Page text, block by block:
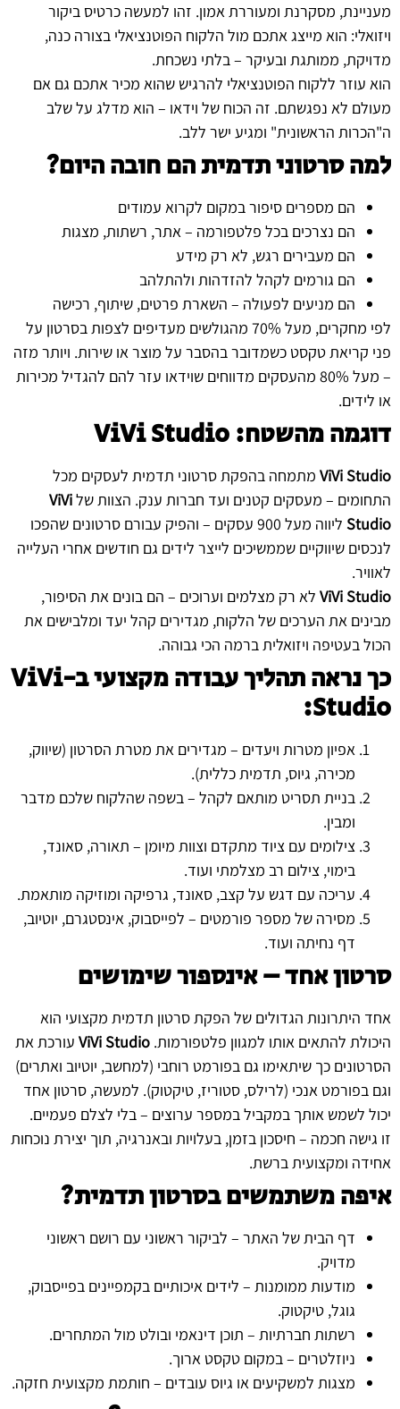
מעניינת, מסקרנת ומעוררת אמון. זהו למעשה כרטיס ביקור
ויזואלי: הוא מייצג אתכם מול הלקוח הפוטנציאלי בצורה כנה,
מדויקת, ממותגת ובעיקר – בלתי נשכחת.
הוא עוזר ללקוח הפוטנציאלי להרגיש שהוא מכיר אתכם גם אם
מעולם לא נפגשתם. זה הכוח של וידאו – הוא מדלג על שלב
ה"הכרות הראשונית" ומגיע ישר ללב.
למה סרטוני תדמית הם חובה היום?
הם מספרים סיפור במקום לקרוא עמודים
הם נצרכים בכל פלטפורמה – אתר, רשתות, מצגות
הם מעבירים רגש, לא רק מידע
הם גורמים לקהל להזדהות ולהתלהב
הם מניעים לפעולה – השארת פרטים, שיתוף, רכישה
לפי מחקרים, מעל 70% מהגולשים מעדיפים לצפות בסרטון על
פני קריאת טקסט כשמדובר בהסבר על מוצר או שירות. ויותר מזה
– מעל 80% מהעסקים מדווחים שוידאו עזר להם להגדיל מכירות
או לידים.
דוגמה מהשטח:ViVi Studio
ViVi Studio מתמחה בהפקת סרטוני תדמית לעסקים מכל
התחומים – מעסקים קטנים ועד חברות ענק. הצוות שלViVi
Studio
ליווה מעל 900 עסקים – והפיק עבורם סרטונים שהפכו
לנכסים שיווקיים שממשיכים לייצר לידים גם חודשים אחרי העלייה
לאוויר.
ViVi Studio לא רק מצלמים וערוכים – הם בונים את הסיפור,
מבינים את הערכים של הלקוח, מגדירים קהל יעד ומלבישים את
הכול בעטיפה ויזואלית ברמה הכי גבוהה.
כך נראה תהליך עבודה מקצועי ב-ViVi
Studio
:
אפיון מטרות ויעדים – מגדירים את מטרת הסרטון (שיווק,
מכירה, גיוס, תדמית כללית).
בניית תסריט מותאם לקהל – בשפה שהלקוח שלכם מדבר
ומבין.
צילומים עם ציוד מתקדם וצוות מיומן – תאורה, סאונד,
בימוי, צילום רב מצלמתי ועוד.
עריכה עם דגש על קצב, סאונד, גרפיקה ומוזיקה מותאמת.
מסירה של מספר פורמטים – לפייסבוק, אינסטגרם, יוטיוב,
דף נחיתה ועוד.
סרטון אחד – אינספור שימושים
אחד היתרונות הגדולים של הפקת סרטון תדמית מקצועי הוא
היכולת להתאים אותו למגוון פלטפורמות. ViVi Studio עורכת את
הסרטונים כך שיתאימו גם בפורמט רוחבי (למחשב, יוטיוב ואתרים)
וגם בפורמט אנכי (לרילס, סטוריז, טיקטוק). למעשה, סרטון אחד
יכול לשמש אותך במקביל במספר ערוצים – בלי לצלם פעמיים.
זו גישה חכמה – חיסכון בזמן, בעלויות ובאנרגיה, תוך יצירת נוכחות
אחידה ומקצועית ברשת.
איפה משתמשים בסרטון תדמית?
דף הבית של האתר – לביקור ראשוני עם רושם ראשוני
מדויק.
מודעות ממומנות – לידים איכותיים בקמפיינים בפייסבוק,
גוגל, טיקטוק.
רשתות חברתיות – תוכן דינאמי ובולט מול המתחרים.
ניוזלטרים – במקום טקסט ארוך.
מצגות למשקיעים או גיוס עובדים – חותמת מקצועית חזקה.